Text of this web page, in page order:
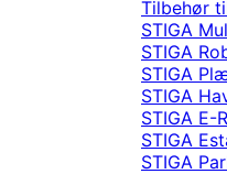
Tilbehør
STIGA
STIGA
STIGA
STIGA
STIGA E-
STIGA
STIGA